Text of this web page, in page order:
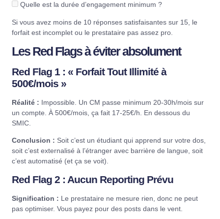
Quelle est la durée d’engagement minimum ?
Si vous avez moins de 10 réponses satisfaisantes sur 15, le
forfait est incomplet ou le prestataire pas assez pro.
Les Red Flags à éviter absolument
Red Flag 1 : « Forfait Tout Illimité à
500€/mois »
Réalité : Impossible. Un CM passe minimum 20-30h/mois sur
un compte. À 500€/mois, ça fait 17-25€/h. En dessous du
SMIC.
Conclusion : Soit c’est un étudiant qui apprend sur votre dos,
soit c’est externalisé à l’étranger avec barrière de langue, soit
c’est automatisé (et ça se voit).
Red Flag 2 : Aucun Reporting Prévu
Signification : Le prestataire ne mesure rien, donc ne peut
pas optimiser. Vous payez pour des posts dans le vent.